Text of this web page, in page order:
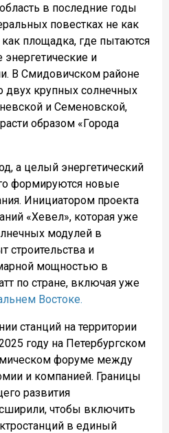
в последние годы
повестках не как
площадка, где пытаются
и
В Смидовичском районе
двух крупных солнечных
и Семеновской,
образом «Города
а целый энергетический
формируются новые
Инициатором проекта
«Хевел», которая уже
модулей в
строительства и
мощностью в
по стране, включая уже
Востоке.
станций на территории
году на Петербургском
форуме между
и компанией. Границы
развития
чтобы включить
в единый